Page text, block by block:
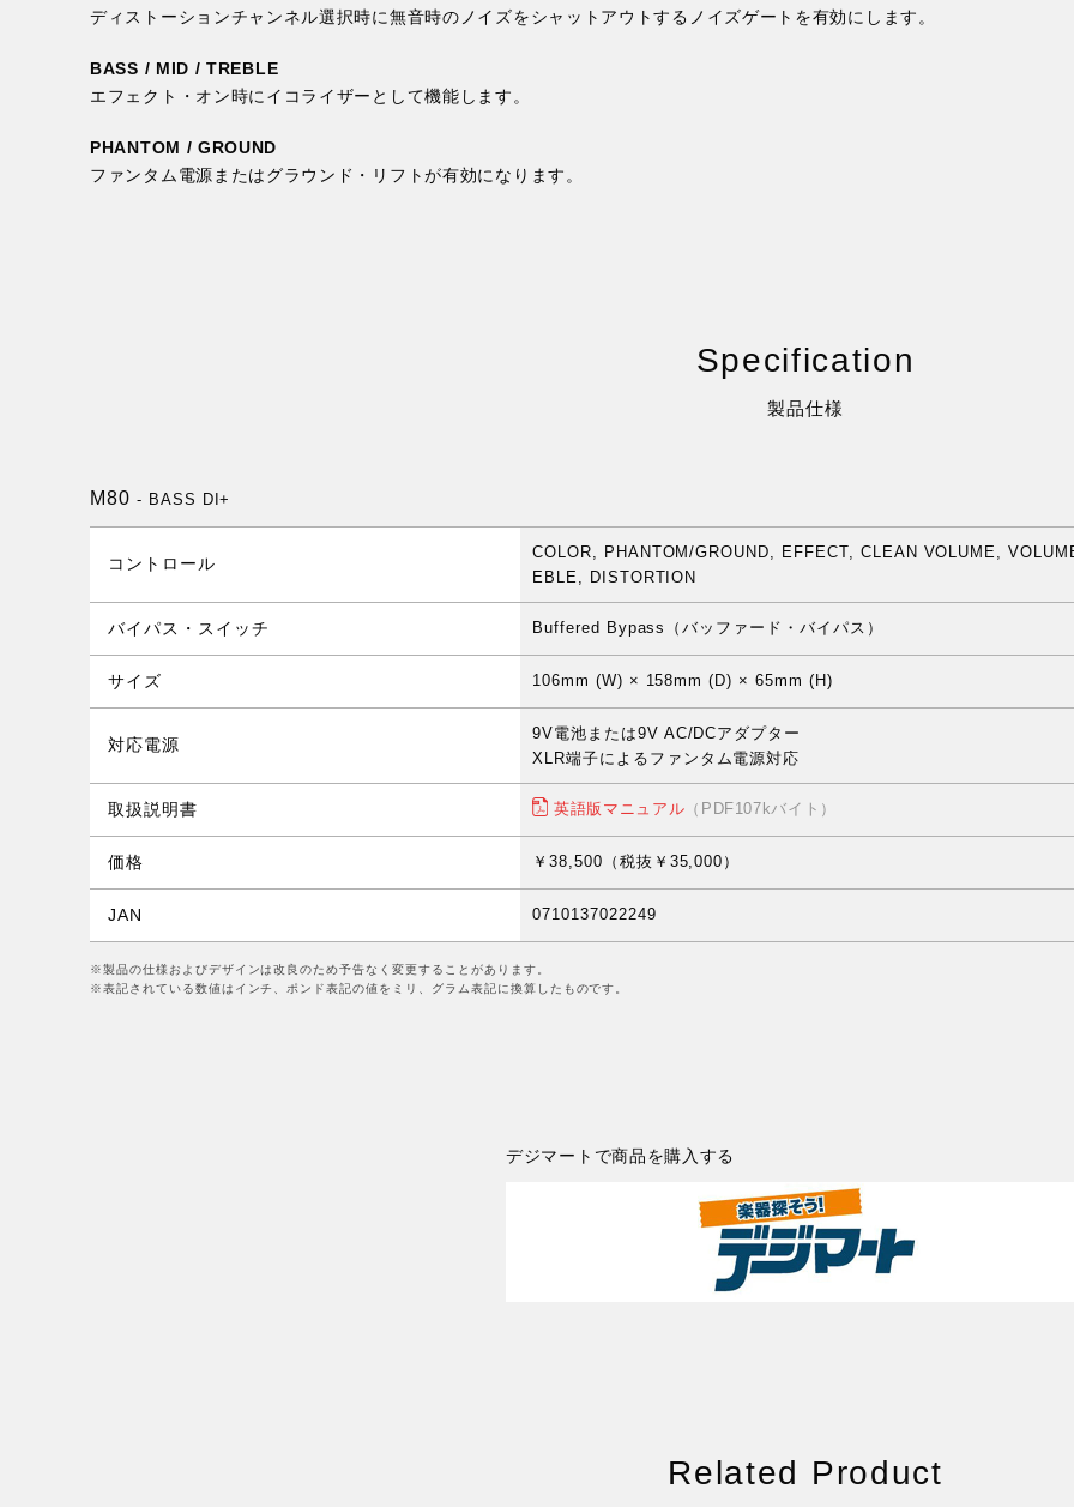
ディストーションチャンネル選択時に無音時のノイズをシャットアウトするノイズゲートを有効にします。
BASS / MID / TREBLE
エフェクト・オン時にイコライザーとして機能します。
PHANTOM / GROUND
ファンタム電源またはグラウンド・リフトが有効になります。
Specification
製品仕様
M80 - BASS DI+
コントロール
COLOR, PHANTOM/GROUND, EFFECT, CLEAN VOLUME,
EBLE, DISTORTION
バイパス・スイッチ Buffered Bypass（バッファード・バイパス）
サイズ 106mm (W) × 158mm (D) × 65mm (H)
対応電源
9V電池または9V AC/DCアダプター
XLR端子によるファンタム電源対応
取扱説明書 英語版マニュアル （PDF107kバイト）
価格 ￥38,500（税抜￥35,000）
JAN 0710137022249
※製品の仕様およびデザインは改良のため予告なく変更することがあります。
※表記されている数値はインチ、ポンド表記の値をミリ、グラム表記に換算したものです。
デジマートで商品を購入する
Related Product